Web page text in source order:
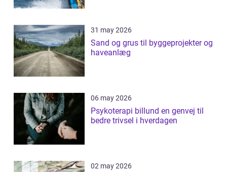
31 may 2026
Sand og grus til byggeprojekter og
haveanlæg
06 may 2026
Psykoterapi billund en genvej til
bedre trivsel i hverdagen
02 may 2026